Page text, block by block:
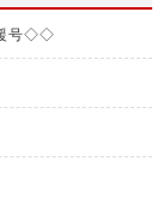
援号◇◇